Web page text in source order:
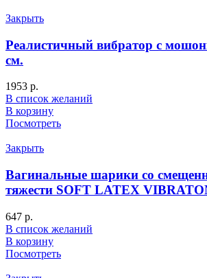
Закрыть
Реалистичный вибратор с
см.
1953 р.
В список желаний
В корзину
Посмотреть
Закрыть
Вагинальные шарики со
тяжести SOFT LATEX
647 р.
В список желаний
В корзину
Посмотреть